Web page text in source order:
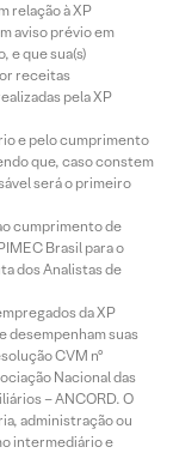
relação à XP
aviso prévio em
e que sua(s)
receitas
pela XP
e pelo cumprimento
que, caso constem
será o primeiro
cumprimento de
Brasil para o
dos Analistas de
da XP
desempenham suas
CVM nº
Nacional das
– ANCORD. O
administração ou
intermediário e